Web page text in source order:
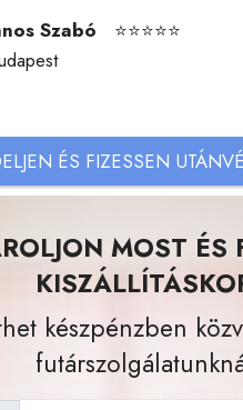
Szabó
⭐⭐⭐⭐⭐
ÉS FIZESSEN
MOST ÉS
készpénzben